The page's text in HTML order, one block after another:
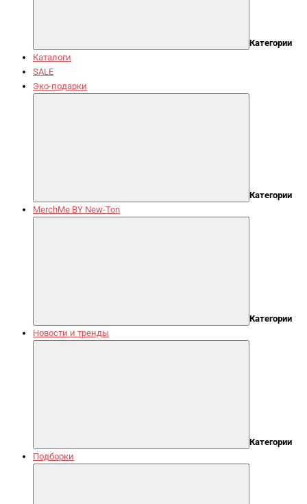
Категории
Каталоги
SALE
Эко-подарки
Категории
MerchMe BY New-Ton
Категории
Новости и тренды
Категории
Подборки